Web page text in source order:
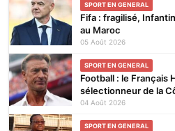
SPORT EN GENERAL
Fifa : fragilisé,
au Maroc
05 Août 2026
SPORT EN GENERAL
Football : le Français
sélectionneur de la
seconde fois
04 Août 2026
SPORT EN GENERAL